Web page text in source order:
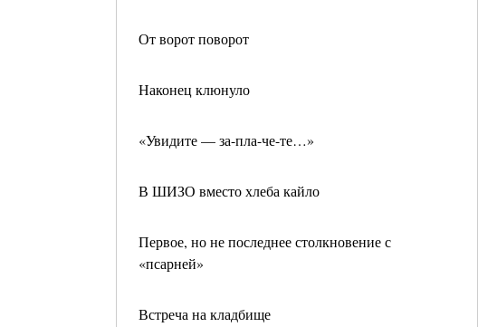
От ворот поворот
Наконец клюнуло
«Увидите — за-пла-че-те…»
В ШИЗО вместо хлеба кайло
Первое, но не последнее столкновение с
«псарней»
Встреча на кладбище